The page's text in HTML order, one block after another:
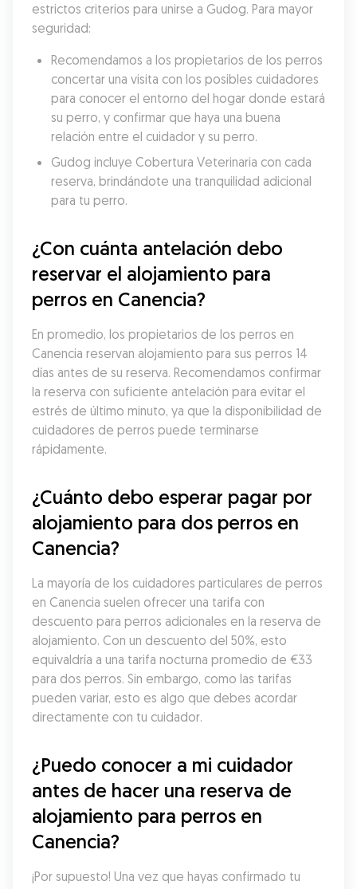
estrictos criterios para unirse a Gudog. Para mayor
seguridad:
Recomendamos a los propietarios de los perros
concertar una visita con los posibles cuidadores
para conocer el entorno del hogar donde estará
su perro, y confirmar que haya una buena
relación entre el cuidador y su perro.
Gudog incluye Cobertura Veterinaria con cada
reserva, brindándote una tranquilidad adicional
para tu perro.
¿Con cuánta antelación debo
reservar el alojamiento para
perros en Canencia?
En promedio, los propietarios de los perros en
Canencia reservan alojamiento para sus perros 14
días antes de su reserva. Recomendamos confirmar
la reserva con suficiente antelación para evitar el
estrés de último minuto, ya que la disponibilidad de
cuidadores de perros puede terminarse
rápidamente.
¿Cuánto debo esperar pagar por
alojamiento para dos perros en
Canencia?
La mayoría de los cuidadores particulares de perros
en Canencia suelen ofrecer una tarifa con
descuento para perros adicionales en la reserva de
alojamiento. Con un descuento del 50%, esto
equivaldría a una tarifa nocturna promedio de €33
para dos perros. Sin embargo, como las tarifas
pueden variar, esto es algo que debes acordar
directamente con tu cuidador.
¿Puedo conocer a mi cuidador
antes de hacer una reserva de
alojamiento para perros en
Canencia?
¡Por supuesto! Una vez que hayas confirmado tu